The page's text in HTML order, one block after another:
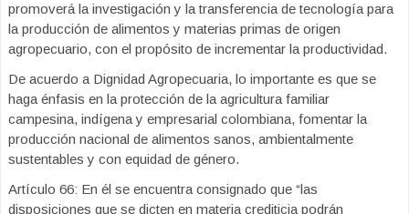
promoverá la investigación y la transferencia de tecnología para
la producción de alimentos y materias primas de origen
agropecuario, con el propósito de incrementar la productividad.
De acuerdo a Dignidad Agropecuaria, lo importante es que se
haga énfasis en la protección de la agricultura familiar
campesina, indígena y empresarial colombiana, fomentar la
producción nacional de alimentos sanos, ambientalmente
sustentables y con equidad de género.
Artículo 66: En él se encuentra consignado que “las
disposiciones que se dicten en materia crediticia podrán